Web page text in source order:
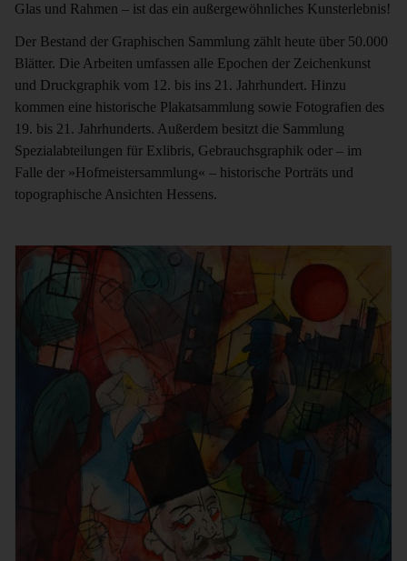
Glas und Rahmen – ist das ein außergewöhnliches Kunsterlebnis!
Der Bestand der Graphischen Sammlung zählt heute über 50.000
Blätter. Die Arbeiten umfassen alle Epochen der Zeichenkunst
und Druckgraphik vom 12. bis ins 21. Jahrhundert. Hinzu
kommen eine historische Plakatsammlung sowie Fotografien des
19. bis 21. Jahrhunderts. Außerdem besitzt die Sammlung
Spezialabteilungen für Exlibris, Gebrauchsgraphik oder – im
Falle der »Hofmeistersammlung« – historische Porträts und
topographische Ansichten Hessens.